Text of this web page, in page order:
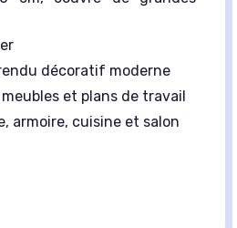
décoratif moderne
et plans de travail
armoire, cuisine et salon